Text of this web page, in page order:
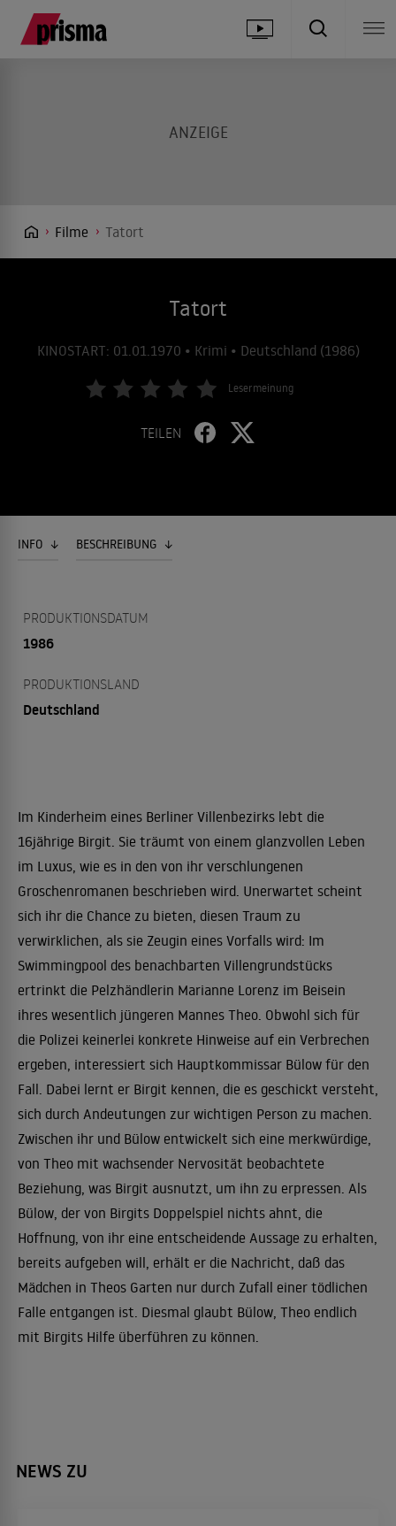
Filme Tatort
Tatort
KINOSTART: 01.01.1970 • Krimi • Deutschland (1986)
Lesermeinung
TEILEN
INFO BESCHREIBUNG
PRODUKTIONSDATUM
1986
PRODUKTIONSLAND
Deutschland
Im Kinderheim eines Berliner Villenbezirks lebt die
16jährige Birgit. Sie träumt von einem glanzvollen Leben
im Luxus, wie es in den von ihr verschlungenen
Groschenromanen beschrieben wird. Unerwartet scheint
sich ihr die Chance zu bieten, diesen Traum zu
verwirklichen, als sie Zeugin eines Vorfalls wird: Im
Swimmingpool des benachbarten Villengrundstücks
ertrinkt die Pelzhändlerin Marianne Lorenz im Beisein
ihres wesentlich jüngeren Mannes Theo. Obwohl sich für
die Polizei keinerlei konkrete Hinweise auf ein Verbrechen
ergeben, interessiert sich Hauptkommissar Bülow für den
Fall. Dabei lernt er Birgit kennen, die es geschickt versteht,
sich durch Andeutungen zur wichtigen Person zu machen.
Zwischen ihr und Bülow entwickelt sich eine merkwürdige,
von Theo mit wachsender Nervosität beobachtete
Beziehung, was Birgit ausnutzt, um ihn zu erpressen. Als
Bülow, der von Birgits Doppelspiel nichts ahnt, die
Hoffnung, von ihr eine entscheidende Aussage zu erhalten,
bereits aufgeben will, erhält er die Nachricht, daß das
Mädchen in Theos Garten nur durch Zufall einer tödlichen
Falle entgangen ist. Diesmal glaubt Bülow, Theo endlich
mit Birgits Hilfe überführen zu können.
NEWS ZU